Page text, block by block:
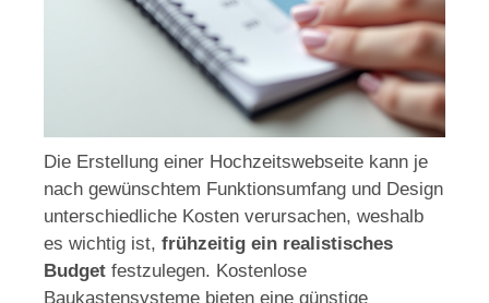
Die Erstellung einer Hochzeitswebseite kann je
nach gewünschtem Funktionsumfang und Design
unterschiedliche Kosten verursachen, weshalb
es wichtig ist, frühzeitig ein realistisches
Budget festzulegen. Kostenlose
Baukastensysteme bieten eine günstige